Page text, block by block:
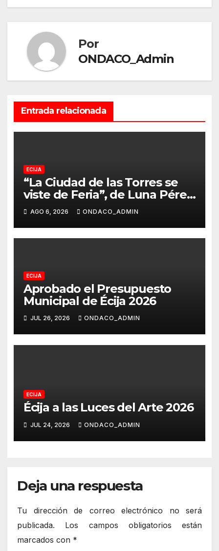
Por
ONDACO_Admin
Entrada relacionada
ECIJA
“La Ciudad de las Torres se
viste de Feria”, de Luna Pérez
Flores, cartel anunciador de
la Real Feria de Écija 2026
AGO 6, 2026 ONDACO_ADMIN
ECIJA
Aprobado el Presupuesto
Municipal de Écija 2026
JUL 26, 2026 ONDACO_ADMIN
ECIJA
Écija a las Luces del Arte 2026
JUL 24, 2026 ONDACO_ADMIN
Deja una respuesta
Tu dirección de correo electrónico no será
publicada.
Los campos obligatorios están
marcados con *